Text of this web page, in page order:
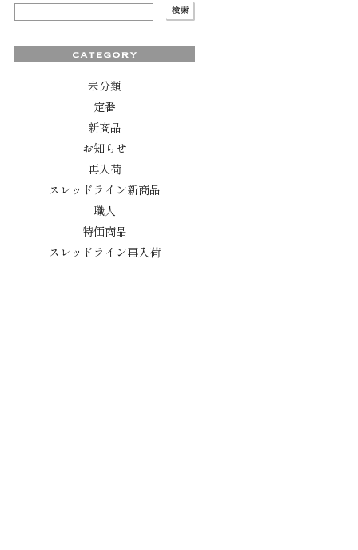
未分類
定番
新商品
お知らせ
再入荷
スレッドライン新商品
職人
特価商品
スレッドライン再入荷